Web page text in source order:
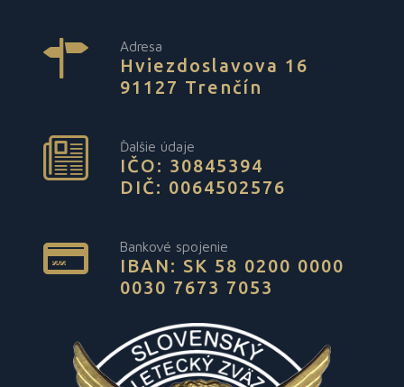
Adresa
Hviezdoslavova 16
91127 Trenčín
Ďalšie údaje
IČO: 30845394
DIČ: 0064502576
Bankové spojenie
IBAN: SK 58 0200 0000
0030 7673 7053